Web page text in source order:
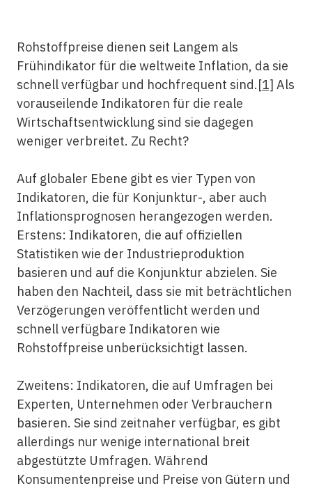
Rohstoffpreise dienen seit Langem als
Frühindikator für die weltweite Inflation, da sie
schnell verfügbar und hochfrequent sind.[1] Als
vorauseilende Indikatoren für die reale
Wirtschaftsentwicklung sind sie dagegen
weniger verbreitet. Zu Recht?
Auf globaler Ebene gibt es vier Typen von
Indikatoren, die für Konjunktur-, aber auch
Inflationsprognosen herangezogen werden.
Erstens: Indikatoren, die auf offiziellen
Statistiken wie der Industrieproduktion
basieren und auf die Konjunktur abzielen. Sie
haben den Nachteil, dass sie mit beträchtlichen
Verzögerungen veröffentlicht werden und
schnell verfügbare Indikatoren wie
Rohstoffpreise unberücksichtigt lassen.
Zweitens: Indikatoren, die auf Umfragen bei
Experten, Unternehmen oder Verbrauchern
basieren. Sie sind zeitnaher verfügbar, es gibt
allerdings nur wenige international breit
abgestützte Umfragen. Während
Konsumentenpreise und Preise von Gütern und